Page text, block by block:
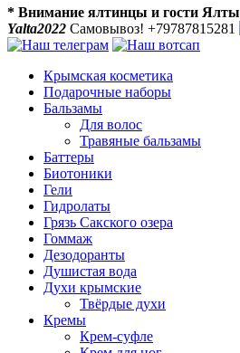
* Внимание ялтинцы и гости Ялты
Yalta2022 Самовывоз! +79787815281
Крымская косметика
Подарочные наборы
Бальзамы
Для волос
Травяные бальзамы
Баттеры
Биотоники
Гели
Гидролаты
Грязь Сакского озера
Гоммаж
Дезодоранты
Душистая вода
Духи крымские
Твёрдые духи
Кремы
Крем-суфле